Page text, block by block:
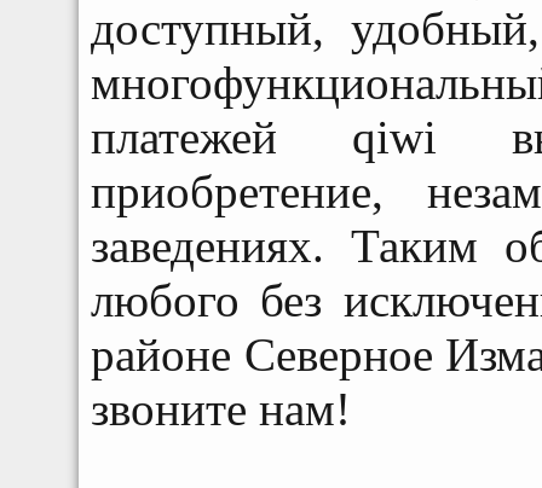
доступный,
платежей qiwi
приобретение,
заведениях. Таким
любого без
районе Северное
звоните нам!